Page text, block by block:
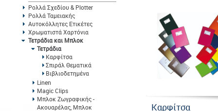
Ρολλά Σχεδίου & Plotter
Ρολλά Ταμειακής
Αυτοκόλλητες Ετικέτες
Χρωματιστά Χαρτόνια
Τετράδια και Μπλοκ
Τετράδια
Καρφίτσα
Σπιράλ Θεματικά
Βιβλιοδετημένα
Linen
Magic Clips
Μπλοκ Ζωγραφικής -
Ακουαρέλας, Μπλοκ
Καρφίτσα